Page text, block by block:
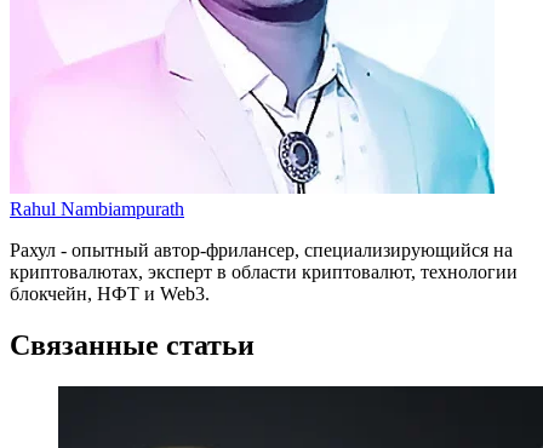
Rahul Nambiampurath
Рахул - опытный автор-фрилансер, специализирующийся на
криптовалютах, эксперт в области криптовалют, технологии
блокчейн, НФТ и Web3.
Связанные статьи